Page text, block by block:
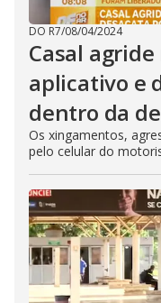
DO R7/08/04/2024
Casal
aplicativo e
dentro da
Os xingamentos,
pelo celular do